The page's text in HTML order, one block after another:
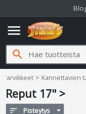
menu
search
Tarvikkeet Kannettavien
Reput 17" >
sort Pisteytys